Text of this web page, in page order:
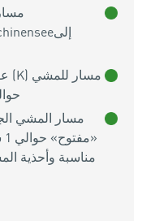
حوالي 10 دقائق
مناسبة وأحذية